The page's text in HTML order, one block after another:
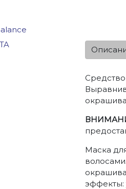
Маска
эффекты: